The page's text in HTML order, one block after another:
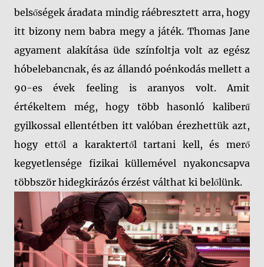
belsőségek áradata mindig ráébresztett arra, hogy
itt bizony nem babra megy a játék. Thomas Jane
agyament alakítása üde színfoltja volt az egész
hóbelebancnak, és az állandó poénkodás mellett a
90-es évek feeling is aranyos volt. Amit
értékeltem még, hogy több hasonló kaliberű
gyilkossal ellentétben itt valóban érezhettük azt,
hogy ettől a karaktertől tartani kell, és merő
kegyetlensége fizikai küllemével nyakoncsapva
többször hidegkirázós érzést válthat ki belőlünk.